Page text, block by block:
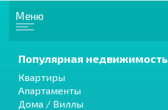
Меню
Популярная недвижимость
Квартиры
Апартаменты
Дома / Виллы